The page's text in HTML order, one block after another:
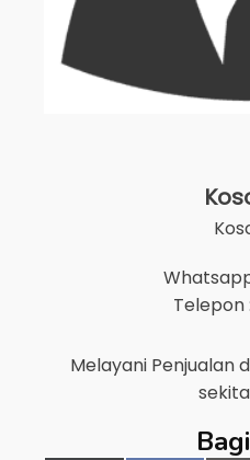
Telepon
Melayani Penjualan